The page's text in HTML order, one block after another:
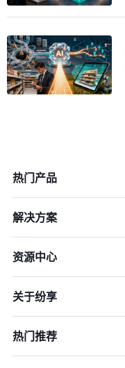
热门产品
解决方案
资源中心
关于纷享
热门推荐